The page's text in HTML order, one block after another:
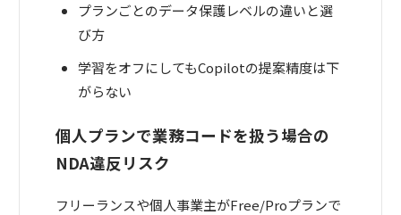
プランごとのデータ保護レベルの違いと選
び方
学習をオフにしてもCopilotの提案精度は下
がらない
個人プランで業務コードを扱う場合の
NDA違反リスク
フリーランスや個人事業主がFree/Proプランで